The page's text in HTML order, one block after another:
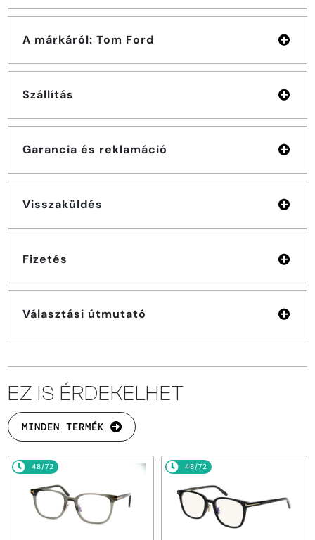
A márkáról: Tom Ford
Szállítás
Garancia és reklamáció
Visszaküldés
Fizetés
Választási útmutató
EZ IS ÉRDEKELHET
MINDEN TERMÉK
48/72 48/72